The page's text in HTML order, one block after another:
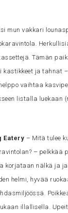
mun vakkari
Tämän
kastikkeet ja tahnat
vaihtaa
listalla luekaan
Eatery – Mitä tulee
– pelkkää
korjataan nälkä ja
helmi, hyvää
illallisella.